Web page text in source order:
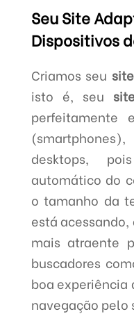
Seu Site
Dispositivos
Criamos seu site
isto é, seu
perfeitamente
desktops,
automático do
o tamanho da
está
mais atraente
buscadores
boa experiência
navegação pelo